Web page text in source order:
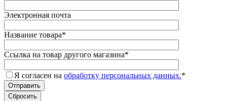
Электронная почта
Название товара*
Ссылка на товар другого магазина*
Я согласен на обработку персональных данных.*